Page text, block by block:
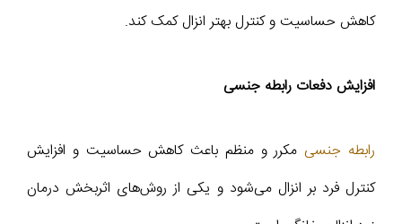
کاهش حساسیت و کنترل بهتر انزال کمک کند.
افزایش دفعات رابطه جنسی
رابطه جنسی مکرر و منظم باعث کاهش حساسیت و افزایش
کنترل فرد بر انزال می‌شود و یکی از روش‌های اثربخش درمان